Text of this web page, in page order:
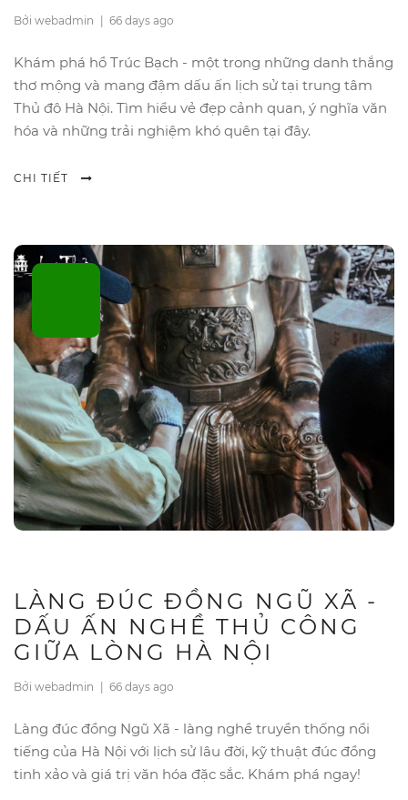
Bởi webadmin 66 days ago
Khám phá hồ Trúc Bạch - một trong những danh thắng
thơ mộng và mang đậm dấu ấn lịch sử tại trung tâm
Thủ đô Hà Nội. Tìm hiểu vẻ đẹp cảnh quan, ý nghĩa văn
hóa và những trải nghiệm khó quên tại đây.
CHI TIẾT
LÀNG ĐÚC ĐỒNG NGŨ XÃ -
DẤU ẤN NGHỀ THỦ CÔNG
GIỮA LÒNG HÀ NỘI
Bởi webadmin | 66 days ago
Làng đúc đồng Ngũ Xã - làng nghề truyền thống nổi
tiếng của Hà Nội với lịch sử lâu đời, kỹ thuật đúc đồng
tinh xảo và giá trị văn hóa đặc sắc. Khám phá ngay!